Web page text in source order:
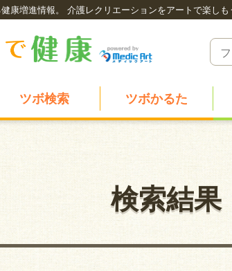
康増進情報。 介護レクリエーションをアートで楽しも
ツボ検索 ツボかるた
検索結果